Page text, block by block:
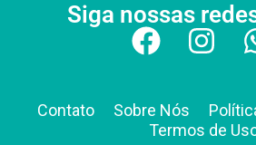
Siga nossas
Contato Sobre Nós
Termos de